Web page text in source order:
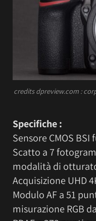
credits dpreview.com :
Specifiche :
Sensore CMOS
Scatto a 7
modalità di
Acquisizione UHD
Modulo AF a 51
misurazione RGB